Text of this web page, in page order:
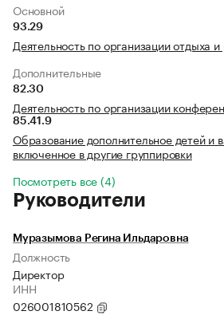
Основной
93.29
Деятельность по организации отдыха
Дополнительные
82.30
Деятельность по организации
85.41.9
Образование дополнительное детей и
включенное в другие группировки
Посмотреть все (4)
Руководители
Муразымова Регина Ильдаровна
Должность
Директор
ИНН
026001810562